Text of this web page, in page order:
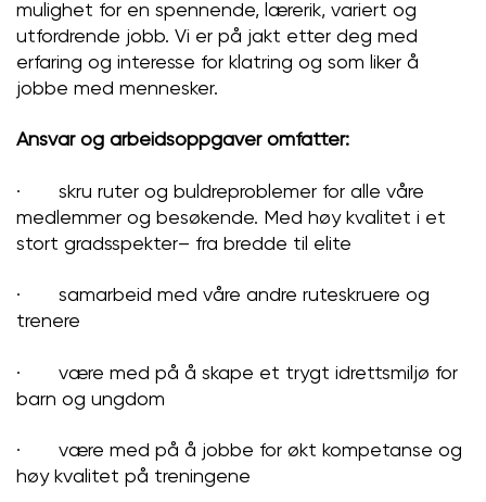
mulighet for en spennende, lærerik, variert og
utfordrende jobb. Vi er på jakt etter deg med
erfaring og interesse for klatring og som liker å
jobbe med mennesker.
Ansvar og arbeidsoppgaver omfatter:
· skru ruter og buldreproblemer for alle våre
medlemmer og besøkende. Med høy kvalitet i et
stort gradsspekter– fra bredde til elite
· samarbeid med våre andre ruteskruere og
trenere
· være med på å skape et trygt idrettsmiljø for
barn og ungdom
· være med på å jobbe for økt kompetanse og
høykvalitet på treningene